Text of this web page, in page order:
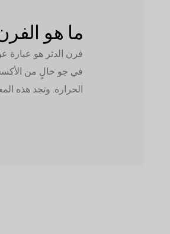
ما هو
فرن الدثر هو عبارة
في جو خالٍ من
الحرارة. وتجد هذه